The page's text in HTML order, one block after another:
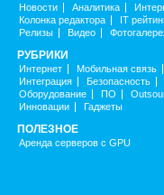
Новости Аналитика
Колонка редактора
IT
Релизы
Видео
РУБРИКИ
Интернет Мобильная связь
Интеграция
Безопасность
Оборудование
ПО
Инновации
Гаджеты
ПОЛЕЗНОЕ
Аренда серверов с GPU